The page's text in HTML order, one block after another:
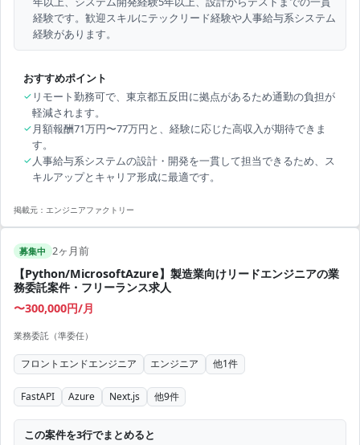
経験です。歓迎スキルにテックリード経験や人事給与系システム
経験があります。
おすすめポイント
✓ リモート勤務可で、東京都五反田に拠点があるため通勤の負担が
軽減されます。
✓月額報酬71万円〜77万円と、経験に応じた高収入が期待できま
す。
✓人事給与系システムの設計・開発を一貫して担当できるため、ス
キルアップとキャリア形成に最適です。
掲載元： エンジニアファクトリー
募集中 2ヶ月前
【Python/MicrosoftAzure】製造業向けリードエンジニアの業
務委託案件・フリーランス求人
〜300,000円/月
業務委託（準委任）
フロントエンドエンジニア エンジニア 他1件
FastAPI Azure Next.js 他9件
この案件を3行でまとめると